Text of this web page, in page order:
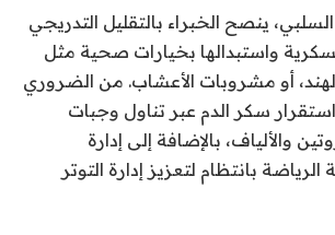
ينصح الخبراء بالتقليل التدريجي
واستبدالها بخيارات صحية مثل
الهند، أو مشروبات الأعشاب. من الضروري
سكر الدم عبر تناول وجبات
والألياف، بالإضافة إلى إدارة
بانتظام لتعزيز إدارة التوتر